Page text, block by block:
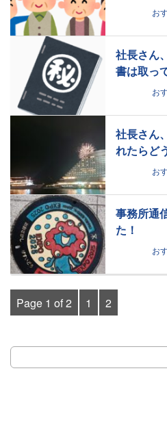
お
社長さん
書は取っ
お
社長さん
れたらど
お
事務所通
た！
お
Page 1 of 2 1 2